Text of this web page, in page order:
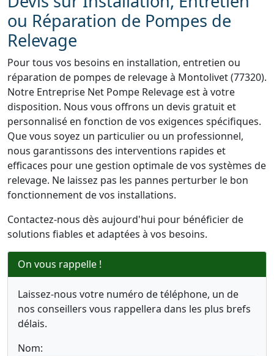
ou Réparation de Pompes de
Relevage
Pour tous vos besoins en installation, entretien ou
réparation de pompes de relevage à Montolivet (77320).
Notre Entreprise Net Pompe Relevage est à votre
disposition. Nous vous offrons un devis gratuit et
personnalisé en fonction de vos exigences spécifiques.
Que vous soyez un particulier ou un professionnel,
nous garantissons des interventions rapides et
efficaces pour une gestion optimale de vos systèmes de
relevage. Ne laissez pas les pannes perturber le bon
fonctionnement de vos installations.
Contactez-nous dès aujourd'hui pour bénéficier de
solutions fiables et adaptées à vos besoins.
On vous rappelle !
Laissez-nous votre numéro de téléphone, un de
nos conseillers vous rappellera dans les plus brefs
délais.
Nom: